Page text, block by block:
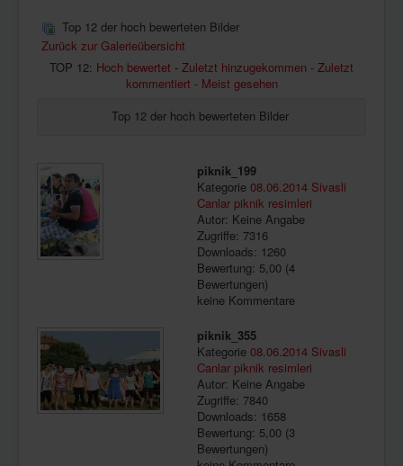
Top 12 der hoch bewerteten Bilder
Zurück zur Galerieübersicht
TOP 12: Hoch bewertet - Zuletzt hinzugekommen - Zuletzt
kommentiert - Meist gesehen
Top 12 der hoch bewerteten Bilder
piknik_199
Kategorie 08.06.2014 Sivasli
Canlar piknik resimleri
Autor: Keine Angabe
Zugriffe: 7316
Downloads: 1260
Bewertung: 5,00 (4
Bewertungen)
keine Kommentare
piknik_355
Kategorie 08.06.2014 Sivasli
Canlar piknik resimleri
Autor: Keine Angabe
Zugriffe: 7840
Downloads: 1658
Bewertung: 5,00 (3
Bewertungen)